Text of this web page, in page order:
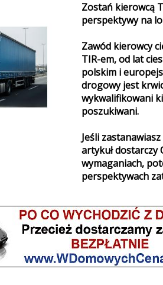
Zostań kierowcą
perspektywy na
Zawód kierowcy
TIR-em, od lat
polskim i
drogowy jest
wykwalifikowani
poszukiwani.
Jeśli
artykuł dostarczy
wymaganiach,
perspektywach